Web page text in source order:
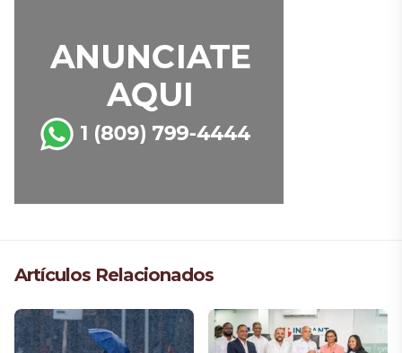
Artículos Relacionados